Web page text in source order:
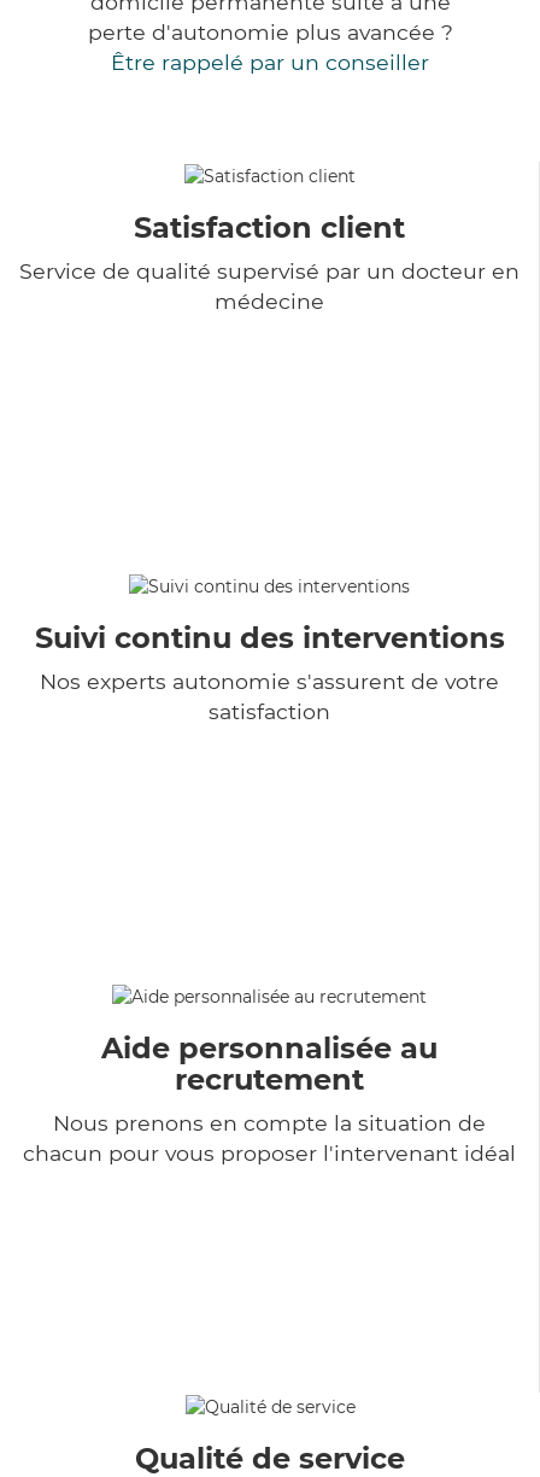
perte d'autonomie plus avancée ?
Être rappelé par un conseiller
Satisfaction client
Service de qualité supervisé par un docteur en
médecine
Suivi continu des interventions
Nos experts autonomie s'assurent de votre
satisfaction
Aide personnalisée au
recrutement
Nous prenons en compte la situation de
chacun pour vous proposer l'intervenant idéal
Qualité de service